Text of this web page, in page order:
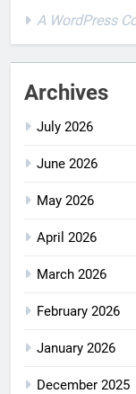
A WordPress
Archives
July 2026
June 2026
May 2026
April 2026
March 2026
February 2026
January 2026
December 2025